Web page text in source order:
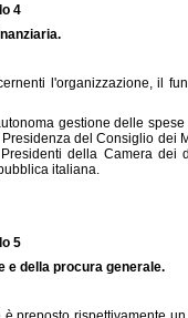
4
l'organizzazione, il
gestione delle
del Consiglio dei
della Camera dei
italiana.
5
e della procura generale.